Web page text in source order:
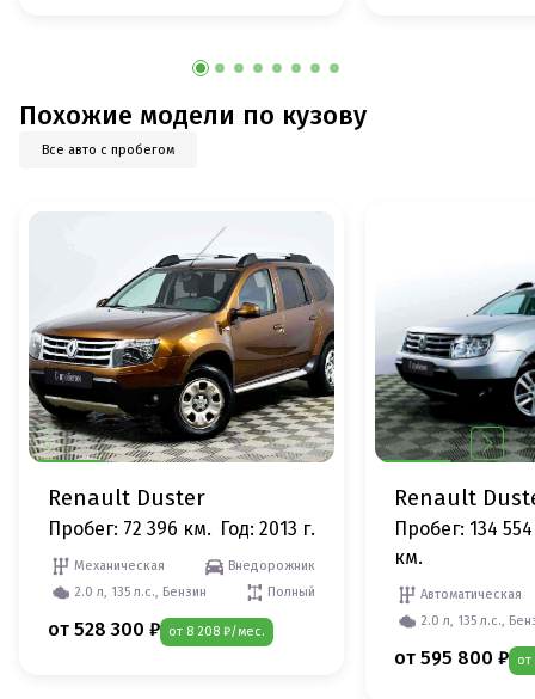
Похожие модели по кузову
Все авто с пробегом
Renault Duster
Пробег: 72 396 км. Год: 2013 г.
Механическая
Внедорожник
2.0 л, 135 л.с., Бензин
Полный
от 528 300 ₽ от 8 208 ₽/мес.
Renault
Пробег: 134 554
км.
Автоматическая
2.0 л, 135 л.с.,
от 595 800 ₽